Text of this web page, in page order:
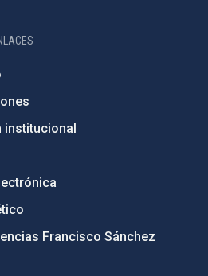
institucional
Francisco Sánchez